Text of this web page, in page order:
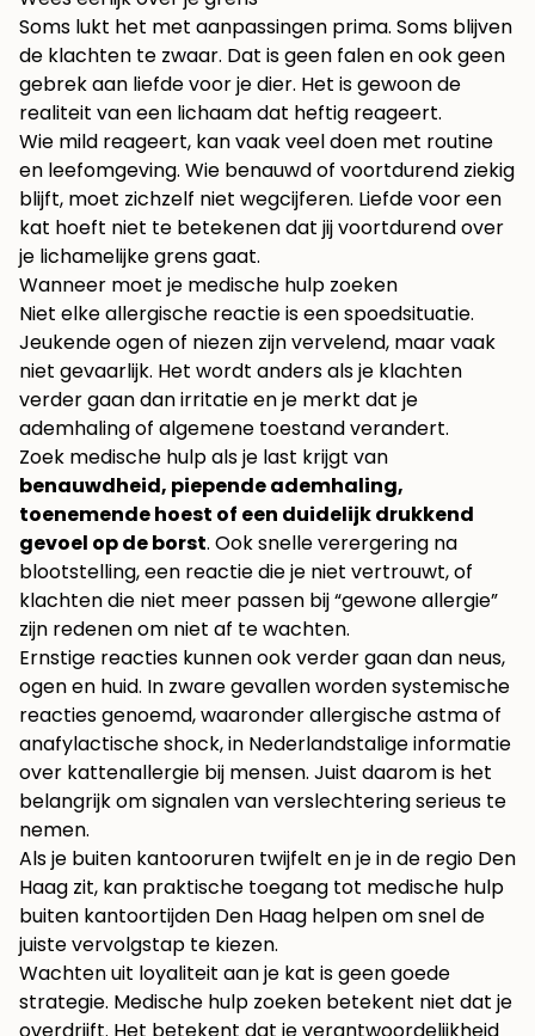
Soms lukt het met aanpassingen prima. Soms blijven
de klachten te zwaar. Dat is geen falen en ook geen
gebrek aan liefde voor je dier. Het is gewoon de
realiteit van een lichaam dat heftig reageert.
Wie mild reageert, kan vaak veel doen met routine
en leefomgeving. Wie benauwd of voortdurend ziekig
blijft, moet zichzelf niet wegcijferen. Liefde voor een
kat hoeft niet te betekenen dat jij voortdurend over
je lichamelijke grens gaat.
Wanneer moet je medische hulp zoeken
Niet elke allergische reactie is een spoedsituatie.
Jeukende ogen of niezen zijn vervelend, maar vaak
niet gevaarlijk. Het wordt anders als je klachten
verder gaan dan irritatie en je merkt dat je
ademhaling of algemene toestand verandert.
Zoek medische hulp als je last krijgt van
benauwdheid, piepende ademhaling,
toenemende hoest of een duidelijk drukkend
gevoel op de borst. Ook snelle verergering na
blootstelling, een reactie die je niet vertrouwt, of
klachten die niet meer passen bij “gewone allergie”
zijn redenen om niet af te wachten.
Ernstige reacties kunnen ook verder gaan dan neus,
ogen en huid. In zware gevallen worden systemische
reacties genoemd, waaronder allergische astma of
anafylactische shock, in Nederlandstalige informatie
over kattenallergie bij mensen. Juist daarom is het
belangrijk om signalen van verslechtering serieus te
nemen.
Als je buiten kantooruren twijfelt en je in de regio Den
Haag zit, kan praktische toegang tot medische hulp
buiten kantoortijden Den Haag helpen om snel de
juiste vervolgstap te kiezen.
Wachten uit loyaliteit aan je kat is geen goede
strategie. Medische hulp zoeken betekent niet dat je
overdrijft. Het betekent dat je verantwoordelijkheid